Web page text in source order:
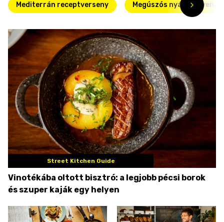
Mediterrán receptverseny Megúszós nyári
Street Kitchen Guide
Vinotékába oltott bisztró: a legjobb pécsi borok
és szuper kaják egy helyen